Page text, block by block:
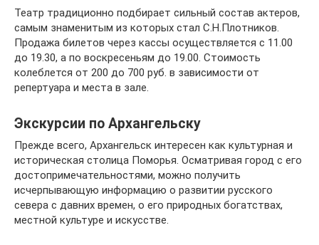
Театр традиционно подбирает сильный состав актеров,
самым знаменитым из которых стал С.Н.Плотников.
Продажа билетов через кассы осуществляется с 11.00
до 19.30, а по воскресеньям до 19.00. Стоимость
колеблется от 200 до 700 руб. в зависимости от
репертуара и места в зале.
Экскурсии по Архангельску
Прежде всего, Архангельск интересен как культурная и
историческая столица Поморья. Осматривая город с его
достопримечательностями, можно получить
исчерпывающую информацию о развитии русского
севера с давних времен, о его природных богатствах,
местной культуре и искусстве.